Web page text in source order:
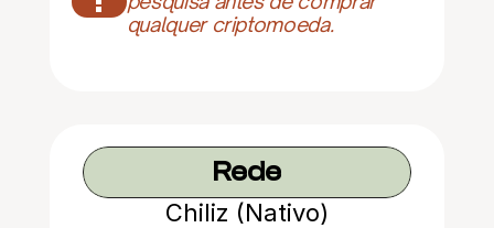
qualquer criptomoeda.
Rede
Chiliz (Nativo)